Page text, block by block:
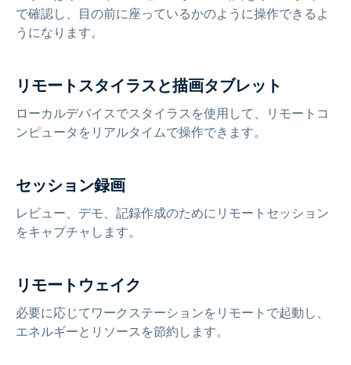
で確認し、目の前に座っているかのように操作できるよ
うになります。
リモートスタイラスと描画タブレット
ローカルデバイスでスタイラスを使用して、リモートコ
ンピュータをリアルタイムで操作できます。
セッション録画
レビュー、デモ、記録作成のためにリモートセッション
をキャプチャします。
リモートウェイク
必要に応じてワークステーションをリモートで起動し、
エネルギーとリソースを節約します。